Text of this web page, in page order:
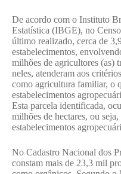
De acordo com o Instituto
Estatística (IBGE), no
último realizado, cerca de
estabelecimentos,
milhões de agricultores (as)
neles, atenderam aos
como agricultura familiar, o
estabelecimentos
Esta parcela identificada,
milhões de hectares, ou
estabelecimentos
No Cadastro Nacional dos
constam mais de 23,3 mil